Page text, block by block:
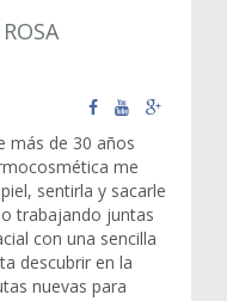
ROSA
más de 30 años
me
sentirla y sacarle
trabajando juntas
con una sencilla
descubrir en la
nuevas para